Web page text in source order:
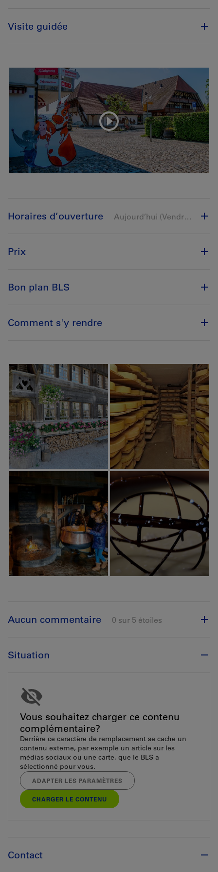
Visite guidée
Horaires d’ouverture Aujourd’hui (Vendredi) ouvert
Prix
Bon plan BLS
Comment s'y rendre
Aucun commentaire 0 sur 5 étoiles
Situation
Vous souhaitez charger ce contenu
complémentaire?
Derrière ce caractère de remplacement se cache un
contenu externe, par exemple un article sur les
médias sociaux ou une carte, que le BLS a
sélectionné pour vous.
ADAPTER LES PARAMÈTRES
CHARGER LE CONTENU
Contact